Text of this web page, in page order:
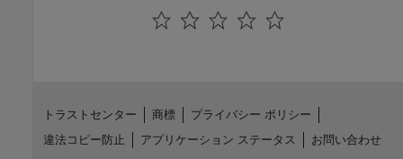
トラストセンター 商標
プライバシー ポリシー
違法コピー防止
アプリケーション ステータス
お問い合わせ